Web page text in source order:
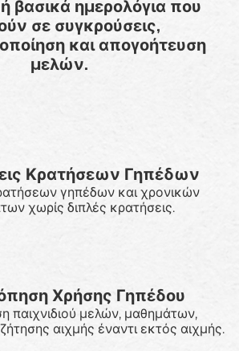
βασικά ημερολόγια που
σε συγκρούσεις,
και απογοήτευση
μελών.
Κρατήσεων Γηπέδων
γηπέδων και χρονικών
χωρίς διπλές κρατήσεις.
Χρήσης Γηπέδου
παιχνιδιού μελών, μαθημάτων,
αιχμής έναντι εκτός αιχμής.